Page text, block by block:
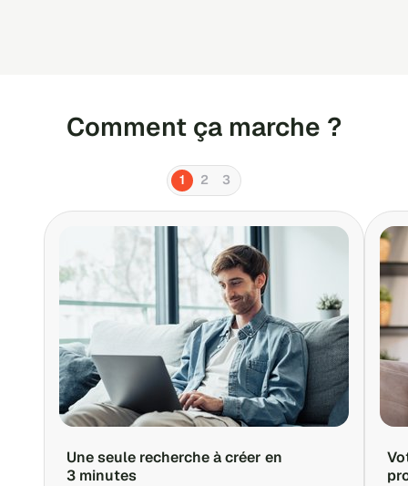
Comment ça marche ?
1 2 3
Une seule recherche à créer en
3 minutes